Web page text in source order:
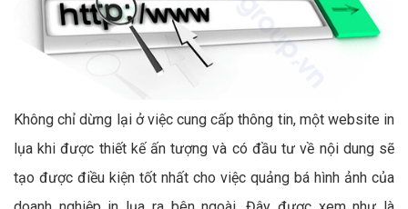
Không chỉ dừng lại ở việc cung cấp thông tin, một website in
lụa khi được thiết kế ấn tượng và có đầu tư về nội dung sẽ
tạo được điều kiện tốt nhất cho việc quảng bá hình ảnh của